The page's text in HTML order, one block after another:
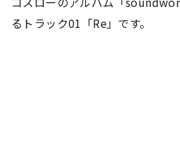
るトラック01「Re」です。